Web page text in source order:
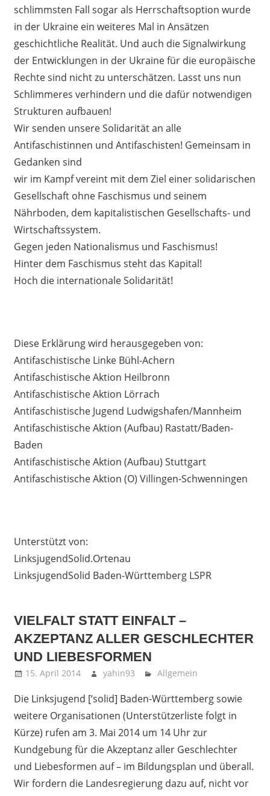
schlimmsten Fall sogar als Herrschaftsoption wurde
in der Ukraine ein weiteres Mal in Ansätzen
geschichtliche Realität. Und auch die Signalwirkung
der Entwicklungen in der Ukraine für die europäische
Rechte sind nicht zu unterschätzen. Lasst uns nun
Schlimmeres verhindern und die dafür notwendigen
Strukturen aufbauen!
Wir senden unsere Solidarität an alle
Antifaschistinnen und Antifaschisten! Gemeinsam in
Gedanken sind
wir im Kampf vereint mit dem Ziel einer solidarischen
Gesellschaft ohne Faschismus und seinem
Nährboden, dem kapitalistischen Gesellschafts- und
Wirtschaftssystem.
Gegen jeden Nationalismus und Faschismus!
Hinter dem Faschismus steht das Kapital!
Hoch die internationale Solidarität!
Diese Erklärung wird herausgegeben von:
Antifaschistische Linke Bühl-Achern
Antifaschistische Aktion Heilbronn
Antifaschistische Aktion Lörrach
Antifaschistische Jugend Ludwigshafen/Mannheim
Antifaschistische Aktion (Aufbau) Rastatt/Baden-
Baden
Antifaschistische Aktion (Aufbau) Stuttgart
Antifaschistische Aktion (O) Villingen-Schwenningen
Unterstützt von:
LinksjugendSolid.Ortenau
LinksjugendSolid Baden-Württemberg LSPR
VIELFALT STATT EINFALT –
AKZEPTANZ ALLER GESCHLECHTER
UND LIEBESFORMEN
15. April 2014 yahin93 Allgemein
Die Linksjugend [‘solid] Baden-Württemberg sowie
weitere Organisationen (Unterstützerliste folgt in
Kürze) rufen am 3. Mai 2014 um 14 Uhr zur
Kundgebung für die Akzeptanz aller Geschlechter
und Liebesformen auf – im Bildungsplan und überall.
Wir fordern die Landesregierung dazu auf, nicht vor